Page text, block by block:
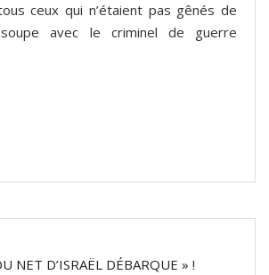
ceux qui n’étaient pas gênés de
avec le criminel de guerre
NET D’ISRAËL DÉBARQUE » !